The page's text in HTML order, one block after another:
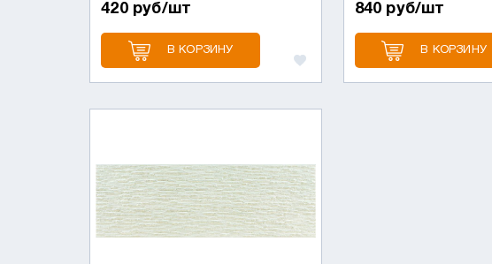
420 руб/шт
В КОРЗИНУ
840 руб/шт
В КОРЗИНУ